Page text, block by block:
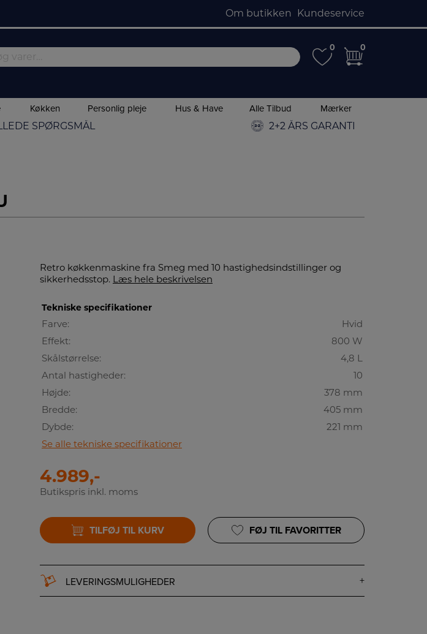
Om butikken Kundeservice
0
0 0
0
Køkken Personlig pleje Hus & Have Alle Tilbud Mærker
SPØRGSMÅL 2+2 ÅRS GARANTI
Retro køkkenmaskine fra Smeg med 10 hastighedsindstillinger og
sikkerhedsstop. Læs hele beskrivelsen
Tekniske specifikationer
Farve:
Hvid
Effekt:
800 W
Skålstørrelse:
4,8 L
Antal hastigheder:
10
Højde:
378 mm
Bredde:
405 mm
Dybde:
221 mm
Se alle tekniske specifikationer
4.989,-
Butikspris inkl. moms
TILFØJ TIL KURV FØJ TIL FAVORITTER
LEVERINGSMULIGHEDER